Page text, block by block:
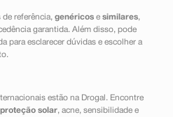
referência, genéricose similares,
garantida. Além disso, pode
para esclarecer dúvidas e escolher a
estão na Drogal. Encontre
proteção solar, acne, sensibilidade e